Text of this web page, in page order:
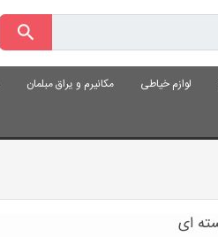
لوازم خیاطی مکانیرم و یراق مبلمان